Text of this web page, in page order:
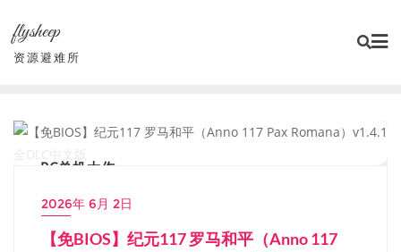
content
flysheep
资源避难所
PC单机大作
2026年 6月 2日
【免BIOS】纪元117 罗马和平（Anno 117